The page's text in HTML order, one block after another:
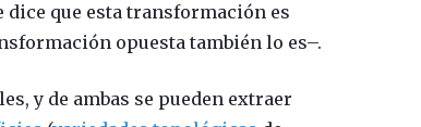
dice que esta transformación es
opuesta también lo es–.
y de ambas se pueden extraer